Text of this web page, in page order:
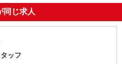
同じ求人
ッフ